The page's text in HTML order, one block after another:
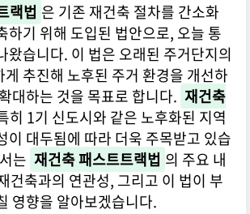
랙법 은 기존 재건축 절차를 간소화
하기 위해 도입된 법안으로, 오늘 통
왔습니다. 이 법은 오래된 주거단지의
추진해 노후된 주거 환경을 개선하
대하는 것을 목표로 합니다. 재건축
히 1기 신도시와 같은 노후화된 지역
이 대두됨에 따라 더욱 주목받고 있습
는 재건축 패스트트랙법 의 주요 내
건축과의 연관성, 그리고 이 법이 부
영향을 알아보겠습니다.